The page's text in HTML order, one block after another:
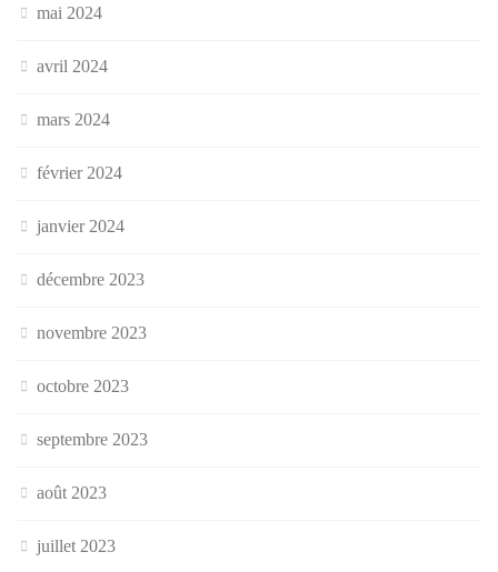
mai 2024
avril 2024
mars 2024
février 2024
janvier 2024
décembre 2023
novembre 2023
octobre 2023
septembre 2023
août 2023
juillet 2023